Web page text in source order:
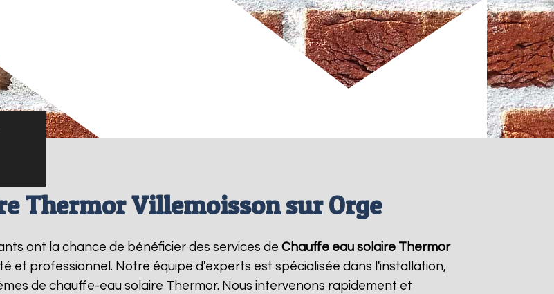
Thermor Villemoisson sur Orge
ont la chance de bénéficier des services de Chauffe eau solaire Thermor
et professionnel. Notre équipe d'experts est spécialisée dans l'installation,
de chauffe-eau solaire Thermor. Nous intervenons rapidement et